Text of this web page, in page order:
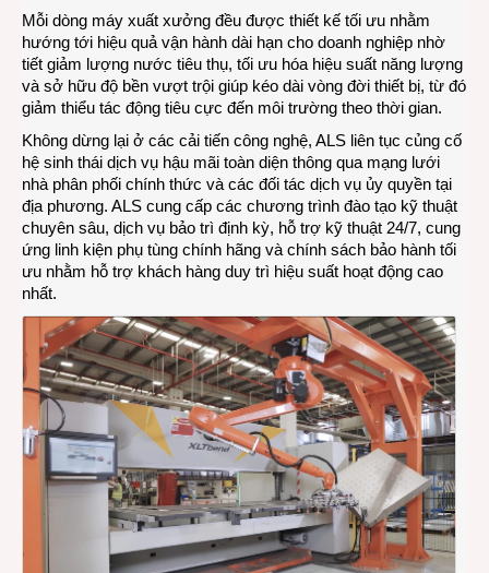
Mỗi dòng máy xuất xưởng đều được thiết kế tối ưu nhằm
hướng tới hiệu quả vận hành dài hạn cho doanh nghiệp nhờ
tiết giảm lượng nước tiêu thụ, tối ưu hóa hiệu suất năng lượng
và sở hữu độ bền vượt trội giúp kéo dài vòng đời thiết bị, từ đó
giảm thiểu tác động tiêu cực đến môi trường theo thời gian.
Không dừng lại ở các cải tiến công nghệ, ALS liên tục củng cố
hệ sinh thái dịch vụ hậu mãi toàn diện thông qua mạng lưới
nhà phân phối chính thức và các đối tác dịch vụ ủy quyền tại
địa phương. ALS cung cấp các chương trình đào tạo kỹ thuật
chuyên sâu, dịch vụ bảo trì định kỳ, hỗ trợ kỹ thuật 24/7, cung
ứng linh kiện phụ tùng chính hãng và chính sách bảo hành tối
ưu nhằm hỗ trợ khách hàng duy trì hiệu suất hoạt động cao
nhất.